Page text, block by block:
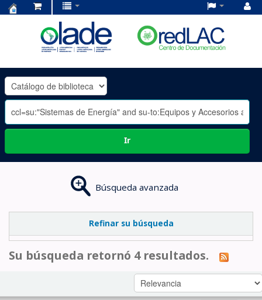
OLADE
-
Ir
Búsqueda avanzada
Refinar su búsqueda
Su búsqueda retornó 4 resultados.